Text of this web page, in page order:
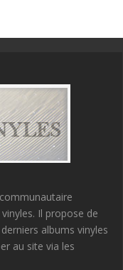
Il propose de
albums vinyles
au site via les